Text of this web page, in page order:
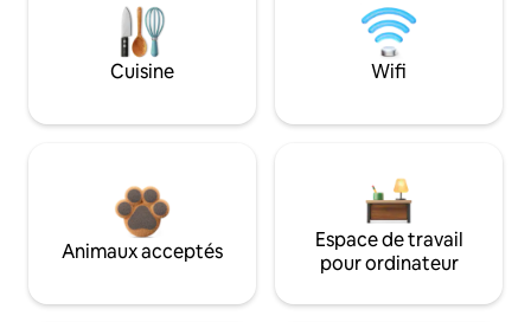
Cuisine Wifi
Animaux acceptés
Espace de travail
pour ordinateur